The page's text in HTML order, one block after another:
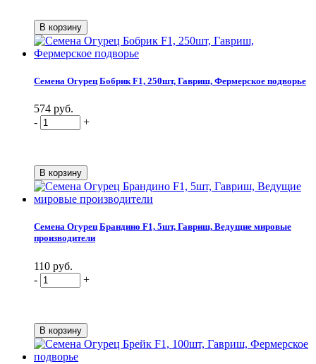
Семена Огурец Бобрик F1, 250шт, Гавриш, Фермерское подворье
574 руб.
-
+
Семена Огурец Брандино F1, 5шт, Гавриш, Ведущие мировые
производители
110 руб.
-
+